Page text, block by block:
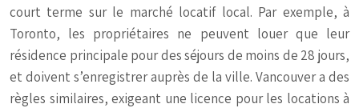
court terme sur le marché locatif local. Par exemple, à
Toronto, les propriétaires ne peuvent louer que leur
résidence principale pour des séjours de moins de 28 jours,
et doivent s’enregistrer auprès de la ville. Vancouver a des
règles similaires, exigeant une licence pour les locations à